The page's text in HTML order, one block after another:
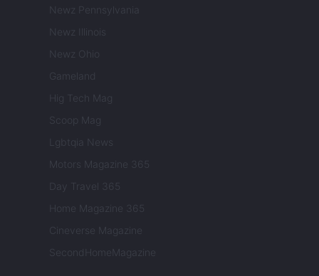
Newz Pennsylvania
Newz Illinois
Newz Ohio
Gameland
Hig Tech Mag
Scoop Mag
Lgbtqia News
Motors Magazine 365
Day Travel 365
Home Magazine 365
Cineverse Magazine
SecondHomeMagazine